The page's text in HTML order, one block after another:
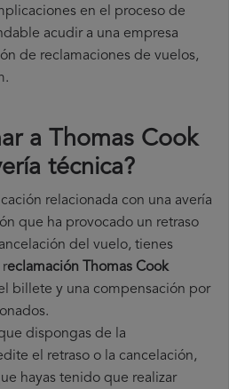
en el proceso de
acudir a una empresa
de reclamaciones de vuelos,
a Thomas Cook
técnica?
relacionada con una avería
que ha provocado un retraso
del vuelo, tienes
reclamación Thomas Cook
billete y una compensación por
dispongas de la
el retraso o la cancelación,
hayas tenido que realizar